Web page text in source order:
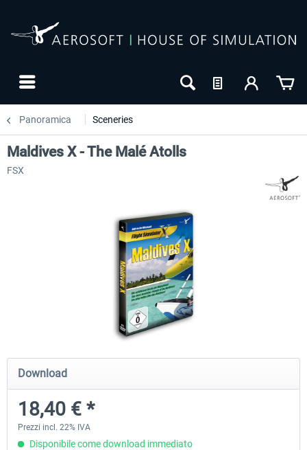
Panoramica Sceneries
Mega Airport Frankfurt V2.0
30,71 € *
Mega Airport Berlin
Maldives X - The Malé Atolls
FSX
Download
18,40 € *
Prezzi incl. 22% IVA
Disponibile come download immediato